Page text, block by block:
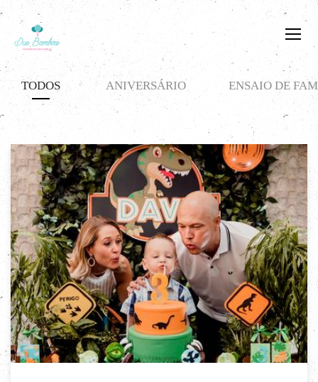
TODOS ANIVERSÁRIO ENSAIO DE